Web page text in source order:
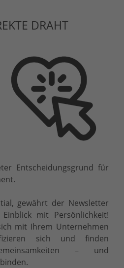
DRAHT
Entscheidungsgrund für
gewährt der Newsletter
mit Persönlichkeit!
mit Ihrem Unternehmen
sich und finden
– und